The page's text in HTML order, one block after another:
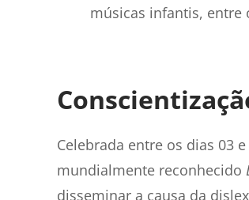
músicas infantis, entre
Celebrada entre os dias 03
mundialmente reconhecido
disseminar a causa da